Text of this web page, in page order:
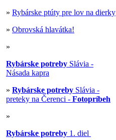
» Rybárske ptúty pre lov na dierky
» Obrovská hlavátka!
»
Rybárske potreby Slávia -
Násada kapra
» Rybárske potreby Slávia -
preteky na Čerenci - Fotopríbeh
»
Rybárske potreby 1. diel